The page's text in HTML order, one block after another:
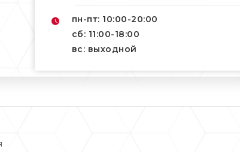
пн-пт: 10:00-20:00
сб: 11:00-18:00
вс: выходной